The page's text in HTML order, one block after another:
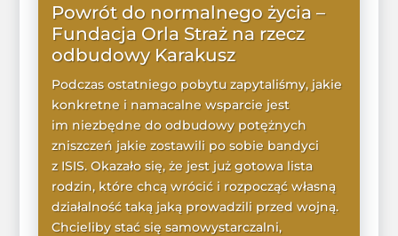
Powrót do normalnego życia –
Fundacja Orla Straż na rzecz
odbudowy Karakusz
Podczas ostatniego pobytu zapytaliśmy, jakie
konkretne i namacalne wsparcie jest
im niezbędne do odbudowy potężnych
zniszczeń jakie zostawili po sobie bandyci
z ISIS. Okazało się, że jest już gotowa lista
rodzin, które chcą wrócić i rozpocząć własną
działalność taką jaką prowadzili przed wojną.
Chcieliby stać się samowystarczalni,